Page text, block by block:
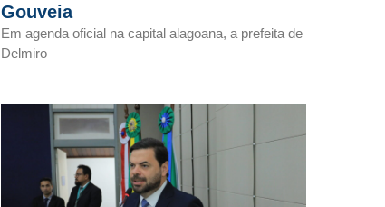
Gouveia
Em agenda oficial na capital alagoana, a prefeita de
Delmiro